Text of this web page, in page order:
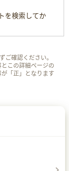
を検索してか
ご確認ください。
この詳細ページの
「正」となります